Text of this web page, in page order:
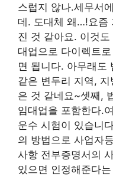
스럽지 않나.세무서
데. 도대체 왜…!요즘
진 것 같아요. 이것
대업으로 다이렉트
면 됩니다. 아무래도
같은 변두리 지역,
은 것 같네요~셋째,
임대업을 포함한다.
운수 시험이 있습니
의 방법으로 사업자
사항 전부증명서의
있으면 인정해준다